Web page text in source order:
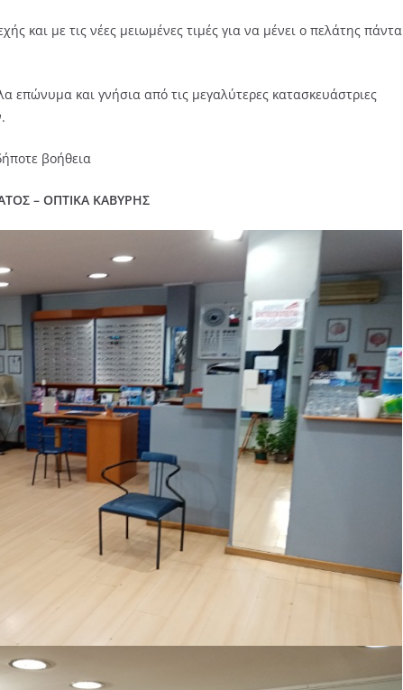
και με τις νέες μειωμένες τιμές για να μένει ο πελάτης πάντα
επώνυμα και γνήσια από τις μεγαλύτερες κατασκευάστριες
βοήθεια
– ΟΠΤΙΚΑ ΚΑΒΥΡΗΣ